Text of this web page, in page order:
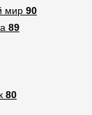
мир 90
89
80